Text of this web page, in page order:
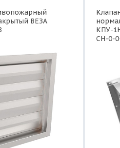
ВЕЗА
КПУ-
СН-0-